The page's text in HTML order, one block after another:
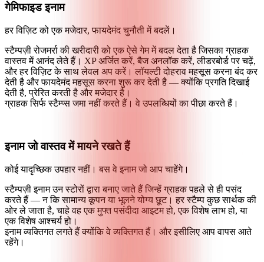
गेमिफाइड इनाम
हर विज़िट को एक मजेदार, फायदेमंद चुनौती में बदलें।
स्टैम्पज़ी रोजमर्रा की खरीदारी को एक ऐसे गेम में बदल देता है जिसका ग्राहक
वास्तव में आनंद लेते हैं। XP अर्जित करें, बैज अनलॉक करें, लीडरबोर्ड पर चढ़ें,
और हर विज़िट के साथ लेवल अप करें। लॉयल्टी दोहराव महसूस करना बंद कर
देती है और फायदेमंद महसूस करना शुरू कर देती है — क्योंकि प्रगति दिखाई
देती है, प्रेरित करती है और मजेदार है।
ग्राहक सिर्फ स्टैम्प्स जमा नहीं करते हैं। वे उपलब्धियों का पीछा करते हैं।
इनाम जो वास्तव में मायने रखते हैं
कोई यादृच्छिक उपहार नहीं। बस वे इनाम जो आप चाहेंगे।
स्टैम्पज़ी इनाम उन स्टोरों द्वारा बनाए जाते हैं जिन्हें ग्राहक पहले से ही पसंद
करते हैं — न कि सामान्य कूपन या भूलने योग्य छूट। हर स्टैम्प कुछ सार्थक की
ओर ले जाता है, चाहे वह एक मुफ्त पसंदीदा आइटम हो, एक विशेष लाभ हो, या
एक विशेष आश्चर्य हो।
इनाम व्यक्तिगत लगते हैं क्योंकि वे व्यक्तिगत हैं। और इसीलिए आप वापस आते
रहेंगे।